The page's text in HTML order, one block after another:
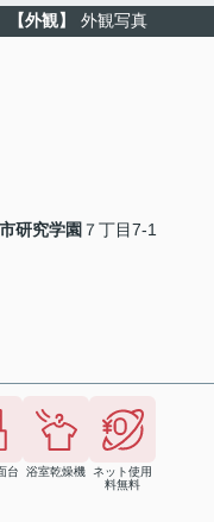
【外観】 外観写真
研究学園 ７丁目7-1
台 浴室乾燥機 ネット使用
料無料